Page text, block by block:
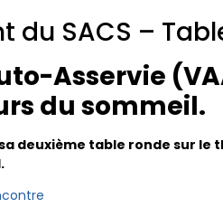
SACS –
Asservie
du sommeil.
sa deuxième table ronde sur